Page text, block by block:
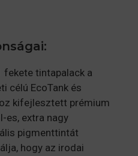
fekete tintapalack a
célú EcoTank és
kifejlesztett prémium
es, extra nagy
pigmenttintát
hogy az irodai